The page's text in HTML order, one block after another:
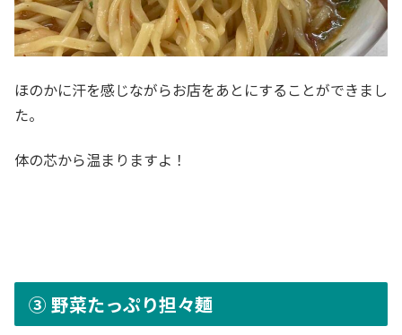
ほのかに汗を感じながらお店をあとにすることができまし
た。
体の芯から温まりますよ！
③ 野菜たっぷり担々麺